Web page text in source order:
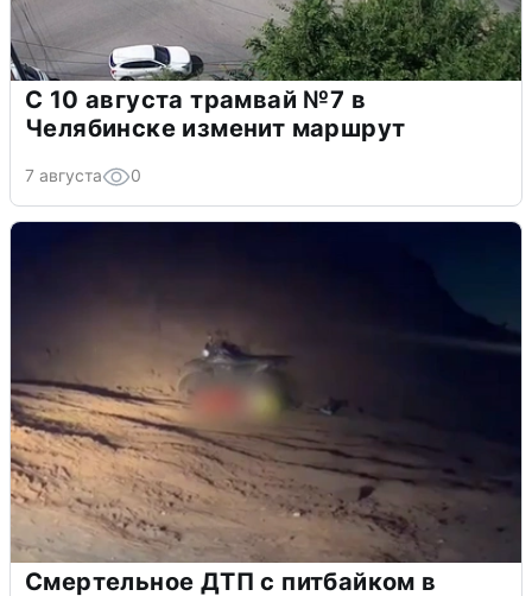
С 10 августа трамвай №7 в
Челябинске изменит маршрут
7 августа 0
Смертельное ДТП с питбайком в